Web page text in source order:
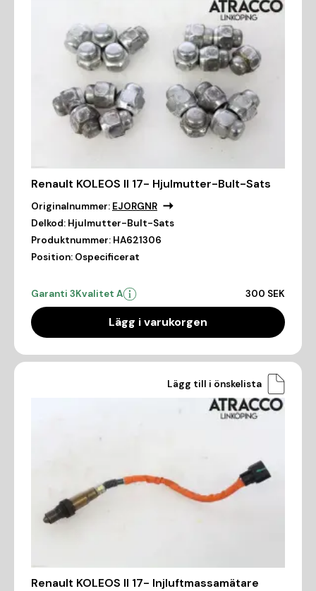
Renault KOLEOS II 17- Hjulmutter-Bult-Sats
Originalnummer: EJORGNR
Delkod: Hjulmutter-Bult-Sats
Produktnummer: HA621306
Position: Ospecificerat
Garanti 3Kvalitet A 300 SEK
Lägg i varukorgen
Lägg till i önskelista
Renault KOLEOS II 17- Injluftmassamätare